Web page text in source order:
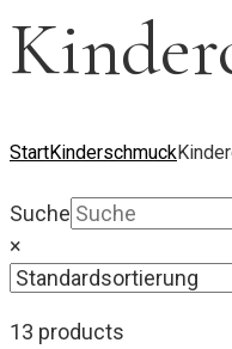
StartKinderschmuck
Suche
×
13 products